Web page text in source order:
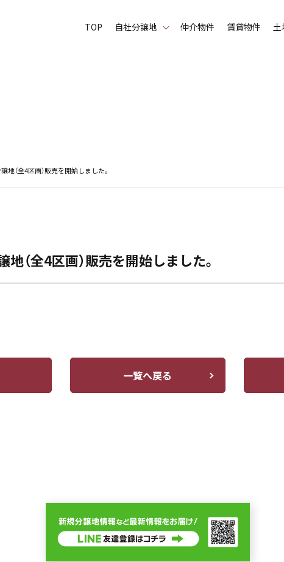
TOP ⾃社分譲地 仲介物件 賃貸物件 土
地（全4区画）販売を開始しました。
地（全4区画）販売を開始しました。
一覧へ戻る